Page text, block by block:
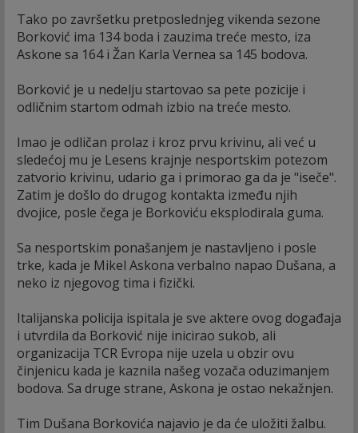
Tako po završetku pretposlednjeg vikenda sezone
Borković ima 134 boda i zauzima treće mesto, iza
Askone sa 164 i Žan Karla Vernea sa 145 bodova.
Borković je u nedelju startovao sa pete pozicije i
odličnim startom odmah izbio na treće mesto.
Imao je odličan prolaz i kroz prvu krivinu, ali već u
sledećoj mu je Lesens krajnje nesportskim potezom
zatvorio krivinu, udario ga i primorao ga da je "iseče".
Zatim je došlo do drugog kontakta između njih
dvojice, posle čega je Borkoviću eksplodirala guma.
Sa nesportskim ponašanjem je nastavljeno i posle
trke, kada je Mikel Askona verbalno napao Dušana, a
neko iz njegovog tima i fizički.
Italijanska policija ispitala je sve aktere ovog događaja
i utvrdila da Borković nije inicirao sukob, ali
organizacija TCR Evropa nije uzela u obzir ovu
činjenicu kada je kaznila našeg vozača oduzimanjem
bodova. Sa druge strane, Askona je ostao nekažnjen.
Tim Dušana Borkovića najavio je da će uložiti žalbu.